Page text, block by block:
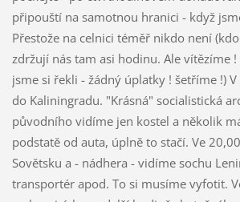
připouští na samotnou hranici - když
Přestože na celnici téměř nikdo není
zdržují nás tam asi hodinu. Ale vítězíme
jsme si řekli - žádný úplatky ! šetříme !)
do Kaliningradu. "Krásná" socialistická
původního vidíme jen kostel a několik
podstatě od auta, úplně to stačí. Ve
Sovětsku a - nádhera - vidíme sochu
transportér apod. To si musíme vyfotit.